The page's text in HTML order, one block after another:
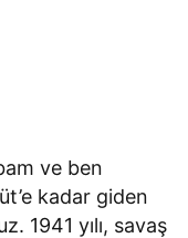
ve ben
kadar giden
1941 yılı, savaş